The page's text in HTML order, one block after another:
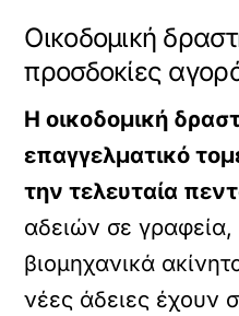
Οικοδομική
προσδοκίες
Η οικοδομική
επαγγελματικό
την τελευταία
αδειών σε γραφεία,
βιομηχανικά
νέες άδειες έχουν